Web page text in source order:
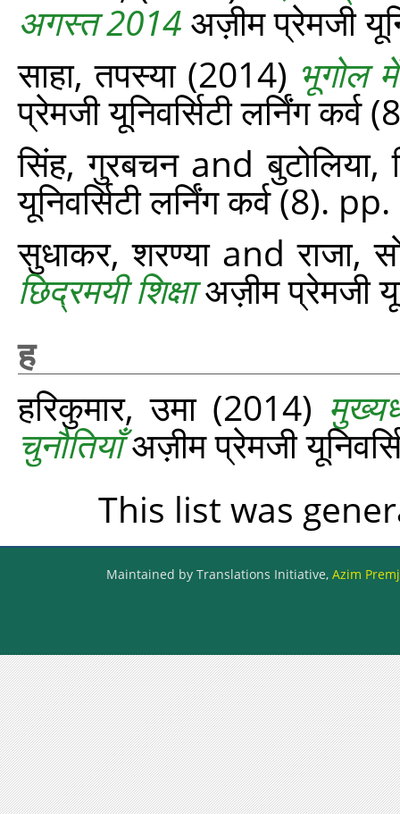
अगस्‍त 2014 अज़ीम प्रेमजी
साहा, तपस्या(2014) भूगोल
प्रेमजी यूनिवर्सिटी लर्निंग
सिंह, गुरबचनandबुटोलिया,
यूनिवर्सिटी लर्निंग कर्व (8).
सुधाकर, शरण्याandराजा,
छिद्रमयी शिक्षाअज़ीम प्रेमजी
ह
हरिकुमार, उमा(2014)
चुनौतियाँअज़ीम प्रेमजी
This list was
Maintained by Translations Initiative, Azim